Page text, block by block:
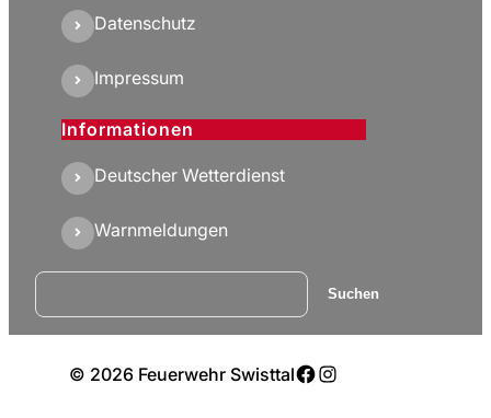
Datenschutz
Impressum
Informationen
Deutscher Wetterdienst
Warnmeldungen
Suchen Suchen
© 2026 Feuerwehr SwisttalFacebook
Instagram